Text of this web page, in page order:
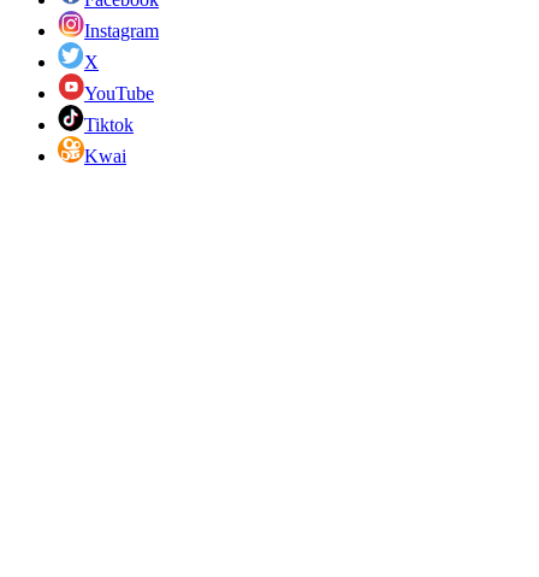
Instagram
X
YouTube
Tiktok
Kwai